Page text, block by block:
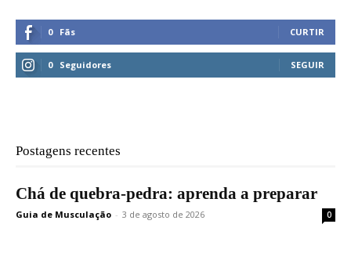
0 Fãs CURTIR
0 Seguidores SEGUIR
Postagens recentes
Chá de quebra-pedra: aprenda a preparar
Guia de Musculação - 3 de agosto de 2026 0